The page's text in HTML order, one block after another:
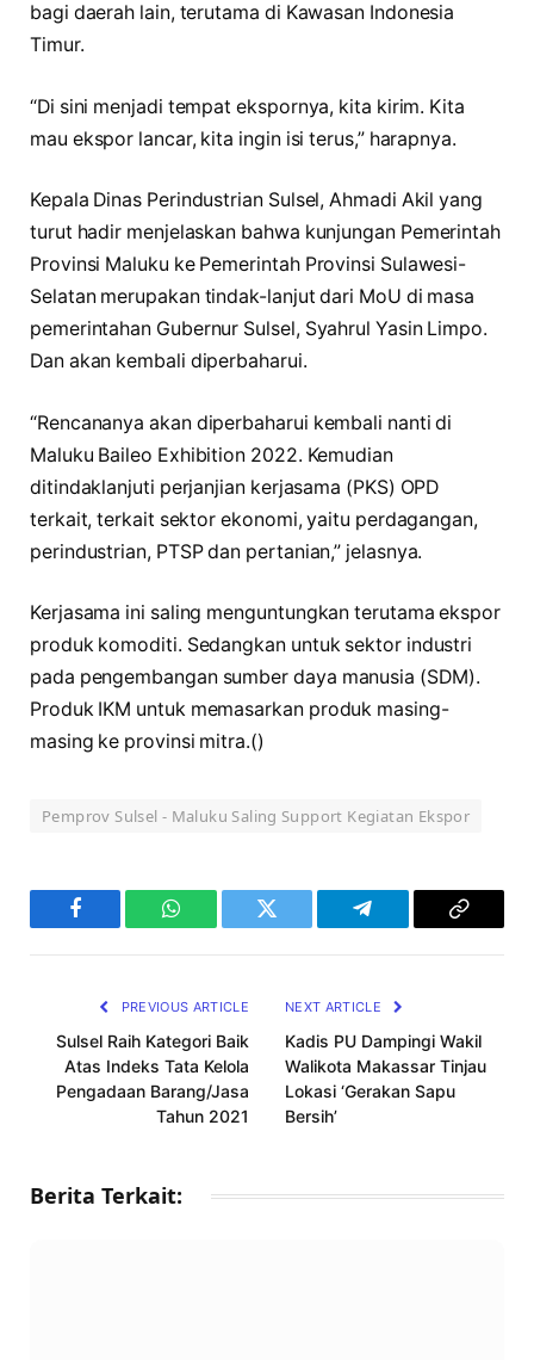
bagi daerah lain, terutama di Kawasan Indonesia
Timur.
“Di sini menjadi tempat ekspornya, kita kirim. Kita
mau ekspor lancar, kita ingin isi terus,” harapnya.
Kepala Dinas Perindustrian Sulsel, Ahmadi Akil yang
turut hadir menjelaskan bahwa kunjungan Pemerintah
Provinsi Maluku ke Pemerintah Provinsi Sulawesi-
Selatan merupakan tindak-lanjut dari MoU di masa
pemerintahan Gubernur Sulsel, Syahrul Yasin Limpo.
Dan akan kembali diperbaharui.
“Rencananya akan diperbaharui kembali nanti di
Maluku Baileo Exhibition 2022. Kemudian
ditindaklanjuti perjanjian kerjasama (PKS) OPD
terkait, terkait sektor ekonomi, yaitu perdagangan,
perindustrian, PTSP dan pertanian,” jelasnya.
Kerjasama ini saling menguntungkan terutama ekspor
produk komoditi. Sedangkan untuk sektor industri
pada pengembangan sumber daya manusia (SDM).
Produk IKM untuk memasarkan produk masing-
masing ke provinsi mitra.()
Pemprov Sulsel - Maluku Saling Support Kegiatan Ekspor
Facebook WhatsAppTwitter Telegram
Copy
PREVIOUS ARTICLE
Sulsel Raih Kategori Baik
Atas Indeks Tata Kelola
Pengadaan Barang/Jasa
Tahun 2021
NEXT ARTICLE
Kadis PU Dampingi Wakil
Walikota Makassar Tinjau
Lokasi ‘Gerakan Sapu
Bersih’
Berita Terkait: